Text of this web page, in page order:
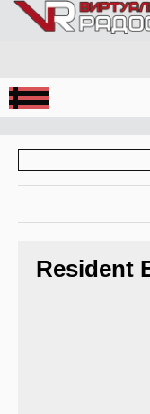
Jump to Navigation
Resident